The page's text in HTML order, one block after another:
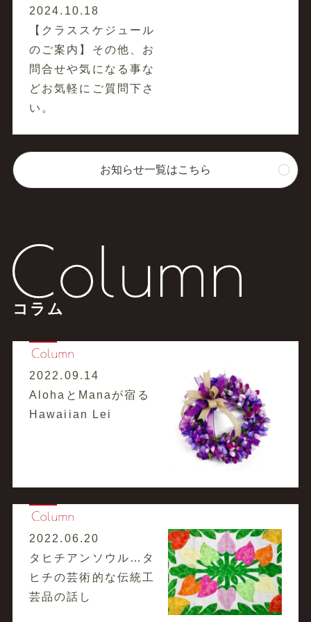
2024.10.18
【クラススケジュール
のご案内】その他、お
問合せや気になる事な
どお気軽にご質問下さ
い。
お知らせ一覧はこちら
コラム
2022.09.14
AlohaとManaが宿る
Hawaiian Lei
2022.06.20
タヒチアンソウル…タ
ヒチの芸術的な伝統工
芸品の話し